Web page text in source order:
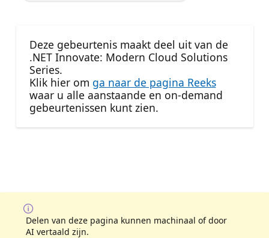
Deze gebeurtenis maakt deel uit van de
.NET Innovate: Modern Cloud Solutions
Series.
Klik hier om ga naar de pagina Reeks
waar u alle aanstaande en on-demand
gebeurtenissen kunt zien.
Delen van deze pagina kunnen machinaal of door
AI vertaald zijn.